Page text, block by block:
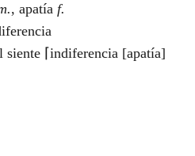
, apatía f.
⌈indiferencia [apatía]